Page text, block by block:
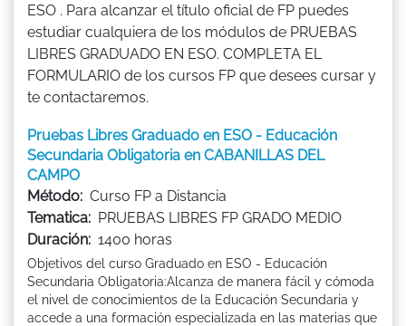
ESO . Para alcanzar el título oficial de FP puedes
estudiar cualquiera de los módulos de PRUEBAS
LIBRES GRADUADO EN ESO. COMPLETA EL
FORMULARIO de los cursos FP que desees cursar y
te contactaremos.
Pruebas Libres Graduado en ESO - Educación
Secundaria Obligatoria en CABANILLAS DEL
CAMPO
Método: Curso FP a Distancia
Tematica: PRUEBAS LIBRES FP GRADO MEDIO
Duración: 1400 horas
Objetivos del curso Graduado en ESO - Educación
Secundaria Obligatoria:Alcanza de manera fácil y cómoda
el nivel de conocimientos de la Educación Secundaria y
accede a una formación especializada en las materias que